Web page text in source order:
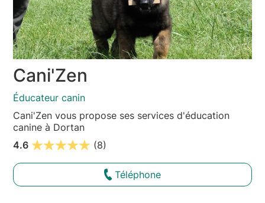
Cani'Zen
Éducateur canin
Cani'Zen vous propose ses services d'éducation
canine à Dortan
4.6
(8)
Téléphone